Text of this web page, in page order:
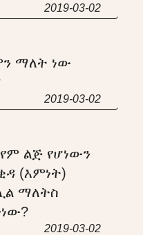
2019-03-02
ማለት ነው
2019-03-02
ልጅ የሆነውን
(እምነት)
ማለትስ
2019-03-02